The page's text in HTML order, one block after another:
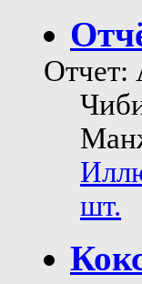
Отчет:
шт.